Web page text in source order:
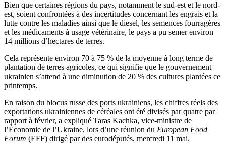
Bien que certaines régions du pays, notamment le sud-est et le nord-
est, soient confrontées à des incertitudes concernant les engrais et la
lutte contre les maladies ainsi que le diesel, les semences fourragères
et les médicaments à usage vétérinaire, le pays a pu semer environ
14 millions d’hectares de terres.
Cela représente environ 70 à 75 % de la moyenne à long terme de
plantation de terres agricoles, ce qui signifie que le gouvernement
ukrainien s’attend à une diminution de 20 % des cultures plantées ce
printemps.
En raison du blocus russe des ports ukrainiens, les chiffres réels des
exportations ukrainiennes de céréales ont été divisés par quatre par
rapport à février, a expliqué Taras Kachka, vice-ministre de
l’Économie de l’Ukraine, lors d’une réunion du European Food
Forum (EFF) dirigé par des eurodéputés, mercredi 11 mai.